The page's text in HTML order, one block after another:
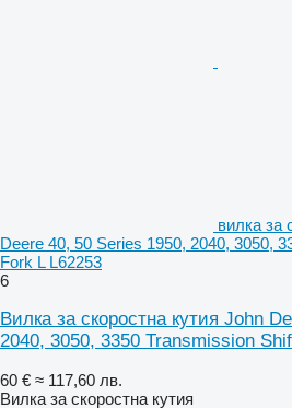
вилка за
Deere 40, 50 Series 1950, 2040, 3050,
Fork L L62253
6
Вилка за скоростна кутия John
2040, 3050, 3350 Transmission
60 € ≈ 117,60 лв.
Вилка за скоростна кутия